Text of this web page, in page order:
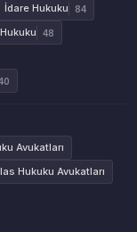
İdare Hukuku 84
48
Avukatları
Hukuku Avukatları